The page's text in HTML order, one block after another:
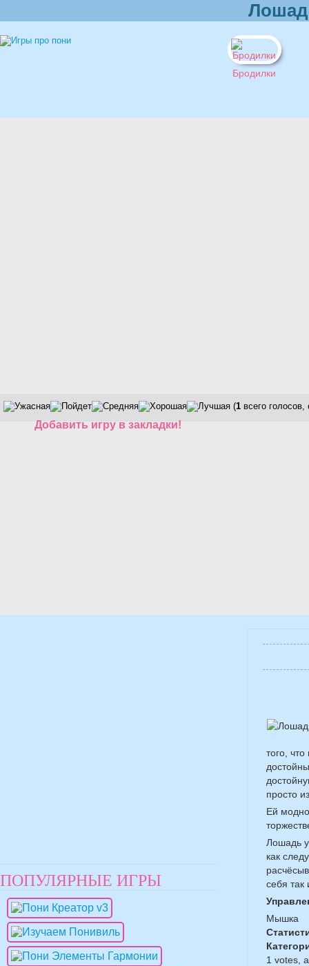
Бродилки
(1 всего
Добавить игру в закладки!
того,
просто
Ей
Лошадь
как
себя
Мышка
1 votes,
ПОПУЛЯРНЫЕ ИГРЫ